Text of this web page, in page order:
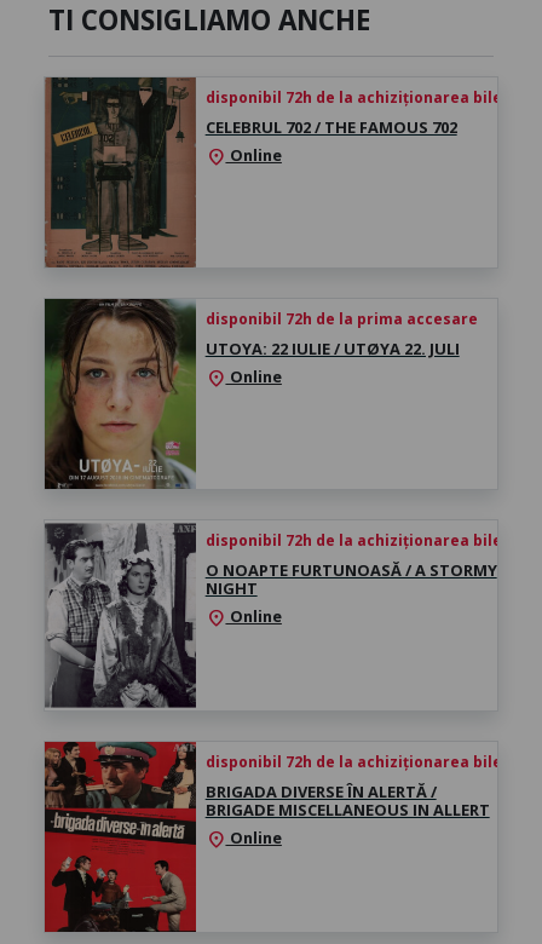
TI CONSIGLIAMO ANCHE
disponibil 72h de la achiziționarea biletului
CELEBRUL 702 / THE FAMOUS 702
location_on Online
disponibil 72h de la prima accesare
UTOYA: 22 IULIE / UTØYA 22. JULI
location_on Online
disponibil 72h de la achiziționarea biletului
O NOAPTE FURTUNOASĂ / A STORMY
NIGHT
location_on Online
disponibil 72h de la achiziționarea biletului
BRIGADA DIVERSE ÎN ALERTĂ /
BRIGADE MISCELLANEOUS IN ALLERT
location_on Online